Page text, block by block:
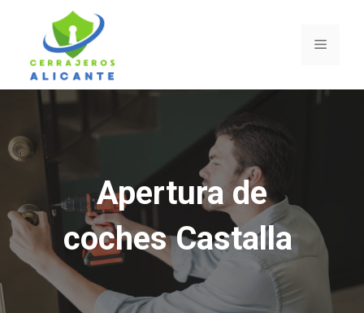
contenido
Menú
Apertura de
coches Castalla